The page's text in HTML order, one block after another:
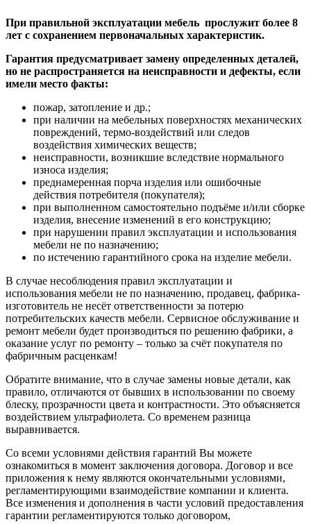
При правильной эксплуатации мебель прослужит более 8
лет с сохранением первоначальных характеристик.
Гарантия предусматривает замену определенных деталей,
но не распространяется на неисправности и дефекты, если
имели место факты:
пожар, затопление и др.;
при наличии на мебельных поверхностях механических
повреждений, термо-воздействий или следов
воздействия химических веществ;
неисправности, возникшие вследствие нормального
износа изделия;
преднамеренная порча изделия или ошибочные
действия потребителя (покупателя);
при выполненном самостоятельно подъёме и/или сборке
изделия, внесение изменений в его конструкцию;
при нарушении правил эксплуатации и использования
мебели не по назначению;
по истечению гарантийного срока на изделие мебели.
В случае несоблюдения правил эксплуатации и
использования мебели не по назначению, продавец, фабрика-
изготовитель не несёт ответственности за потерю
потребительских качеств мебели. Сервисное обслуживание и
ремонт мебели будет производиться по решению фабрики, а
оказание услуг по ремонту – только за счёт покупателя по
фабричным расценкам!
Обратите внимание, что в случае замены новые детали, как
правило, отличаются от бывших в использовании по своему
блеску, прозрачности цвета и контрастности. Это объясняется
воздействием ультрафиолета. Со временем разница
выравнивается.
Со всеми условиями действия гарантий Вы можете
ознакомиться в момент заключения договора. Договор и все
приложения к нему являются окончательными условиями,
регламентирующими взаимодействие компании и клиента.
Все изменения и дополнения в части условий предоставления
гарантии регламентируются только договором,